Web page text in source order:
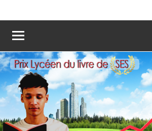
au
contenu
Prix
lycéen
du
Livre
de
SES
votent
pour
leur
livre
préféré
de
Sciences
Economiques